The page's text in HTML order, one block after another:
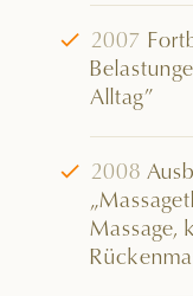
√ 2007
Alltag”
√ 2008
Massage,